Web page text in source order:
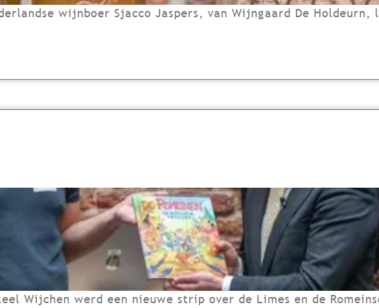
wijnboer Sjacco Jaspers, van Wijngaard De
Wijchen werd een nieuwe strip over de Limes en de